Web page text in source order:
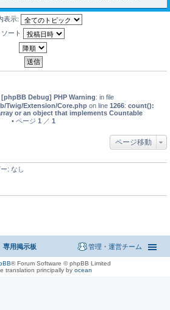
表示:
ソート
[phpBB Debug] PHP Warning: in file
Twig/Extension/Core.phpon line 1266: count():
or an object that implements Countable
• ページ 1 ／ 1
ページ移動
: なし
用掲示板 管理・運営チーム
® Forum Software © phpBB Limited
translation principally by ocean